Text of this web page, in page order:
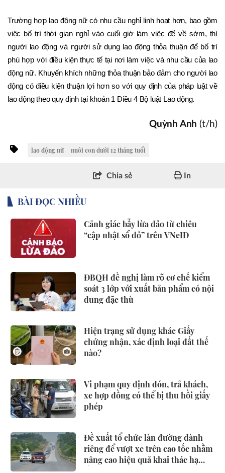
Trường hợp lao động nữ có nhu cầu nghỉ linh hoạt hơn, bao gồm
việc bố trí thời gian nghỉ vào cuối giờ làm việc để về sớm, thì
người lao động và người sử dụng lao động thỏa thuận để bố trí
phù hợp với điều kiện thực tế tại nơi làm việc và nhu cầu của lao
động nữ. Khuyến khích những thỏa thuận bảo đảm cho người lao
động có điều kiện thuận lợi hơn so với quy định của pháp luật về
lao động theo quy định tại khoản 1 Điều 4 Bộ luật Lao động.
Quỳnh Anh (t/h)
lao động nữ nuôi con dưới 12 tháng tuổi
Chia sẻ In
BÀI ĐỌC NHIỀU
Cảnh giác bẫy lừa đảo từ chiêu
“cập nhật sổ đỏ” trên VNeID
ĐBQH đề nghị làm rõ cơ chế kiểm
soát 3 lớp với xuất bản phẩm có nội
dung đặc thù
Hiện trạng sử dụng khác Giấy
chứng nhận, xác định loại đất thế
nào?
Vi phạm quy định đón, trả khách,
xe hợp đồng có thể bị thu hồi giấy
phép
Đề xuất tổ chức làn đường dành
riêng để vượt xe trên cao tốc nhằm
nâng cao hiệu quả khai thác hạ